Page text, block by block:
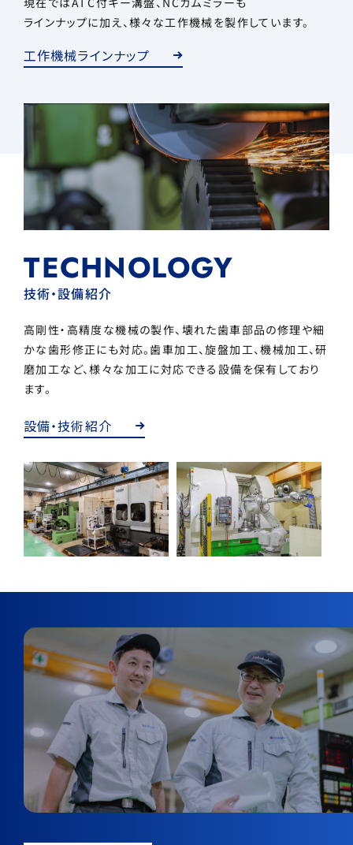
ラインナップに加え、様々な工作機械を製作しています。
⼯作機械ラインナップ
TECHNOLOGY
技術・設備紹介
高剛性・高精度な機械の製作、壊れた歯車部品の修理や細
かな歯形修正にも対応。歯車加工、旋盤加工、機械加工、研
磨加工など、様々な加工に対応できる設備を保有しており
ます。
設備・技術紹介